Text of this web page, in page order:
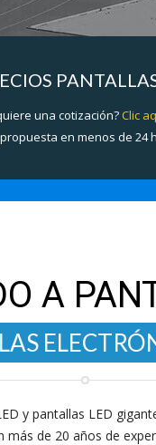
una cotización?Clic
en menos de 24
A
LED
y pantallas LED
de 20 años de